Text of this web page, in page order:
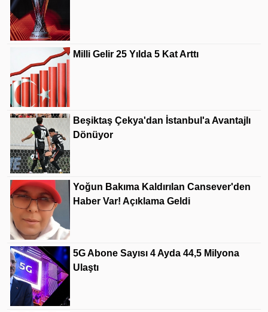
Milli Gelir 25 Yılda 5 Kat Arttı
Beşiktaş Çekya'dan İstanbul'a Avantajlı
Dönüyor
Yoğun Bakıma Kaldırılan Cansever'den
Haber Var! Açıklama Geldi
5G Abone Sayısı 4 Ayda 44,5 Milyona
Ulaştı